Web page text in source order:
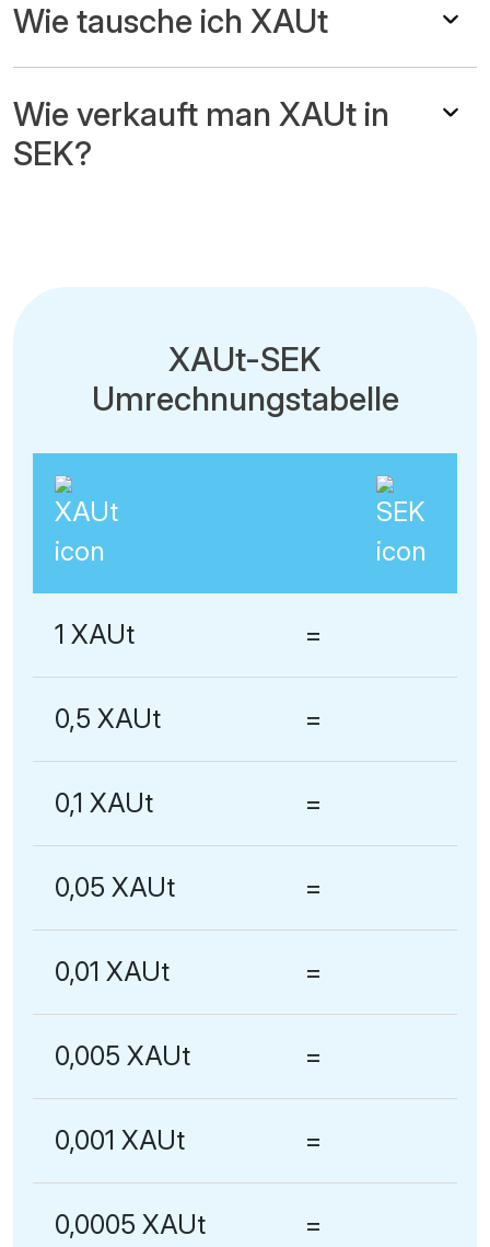
Wie tausche ich XAUt
Wie verkauft man XAUt in
SEK?
XAUt-SEK
Umrechnungstabelle
1 XAUt =
0,5 XAUt =
0,1 XAUt =
0,05 XAUt =
0,01 XAUt =
0,005 XAUt =
0,001 XAUt =
0,0005 XAUt =